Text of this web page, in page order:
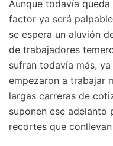
Aunque todavía queda
factor ya será
se espera un aluvión
de trabajadores
sufran todavía más,
empezaron a trabajar
largas carreras de
suponen ese adelanto
recortes que